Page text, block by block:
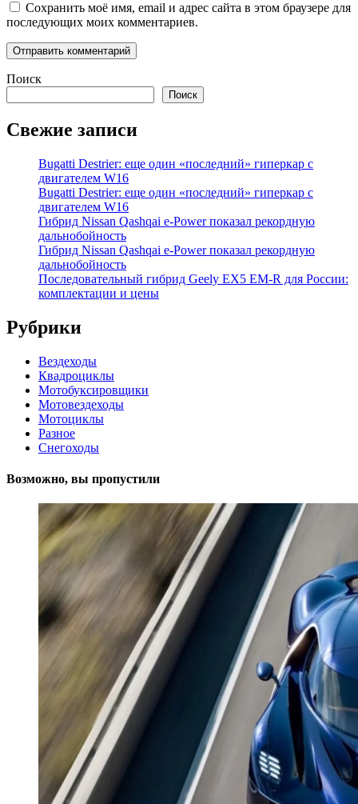
Сохранить моё имя, email и адрес сайта в этом браузере для
последующих моих комментариев.
Поиск
Поиск
Свежие записи
Bugatti Destrier: еще один «последний» гиперкар с
двигателем W16
Bugatti Destrier: еще один «последний» гиперкар с
двигателем W16
Гибрид Nissan Qashqai e-Power показал рекордную
дальнобойность
Гибрид Nissan Qashqai e-Power показал рекордную
дальнобойность
Последовательный гибрид Geely EX5 EM-R для России:
комплектации и цены
Рубрики
Вездеходы
Квадроциклы
Мотобуксировщики
Мотовездеходы
Мотоциклы
Разное
Снегоходы
Возможно, вы пропустили